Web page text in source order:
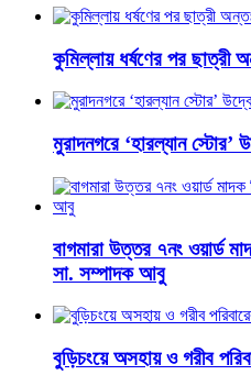
কুমিল্লায় ধর্ষণের পর ছাত্রী
মুরাদনগরে ‘হারল্যান
বাগমারা উত্তর ৭নং ওয়ার্ড
সা. সম্পাদক আবু
বুড়িচংয়ে অসহায় ও গরীব